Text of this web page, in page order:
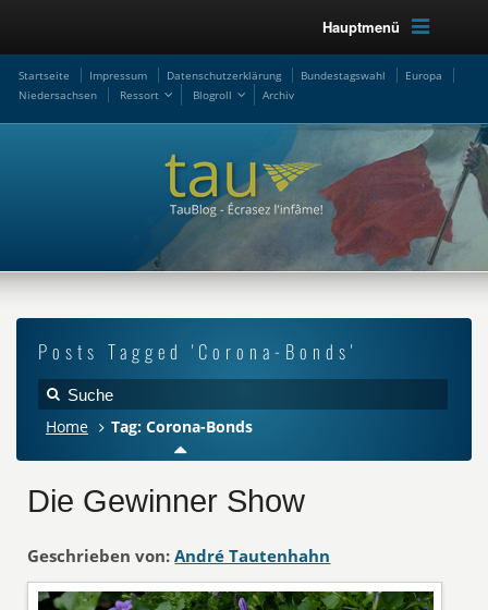
Hauptmenü
Startseite Impressum Datenschutzerklärung Bundestagswahl
Europa
Niedersachsen
Ressort Blogroll Archiv
Posts Tagged 'Corona-Bonds'
Home Tag: Corona-Bonds
Die Gewinner Show
Geschrieben von: André Tautenhahn